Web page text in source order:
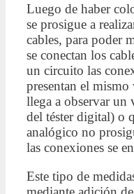
Luego de haber
se prosigue a
cables, para poder
se conectan los
un circuito las
presentan el
llega a observar un
del téster digital) o
analógico no
las conexiones se
Este tipo de